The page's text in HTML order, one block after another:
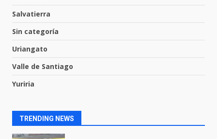
Salvatierra
Sin categoría
Uriangato
Valle de Santiago
Yuriria
TRENDING NEWS
1
En consultorio médico lesiona a
2
8 de agosto de 2026